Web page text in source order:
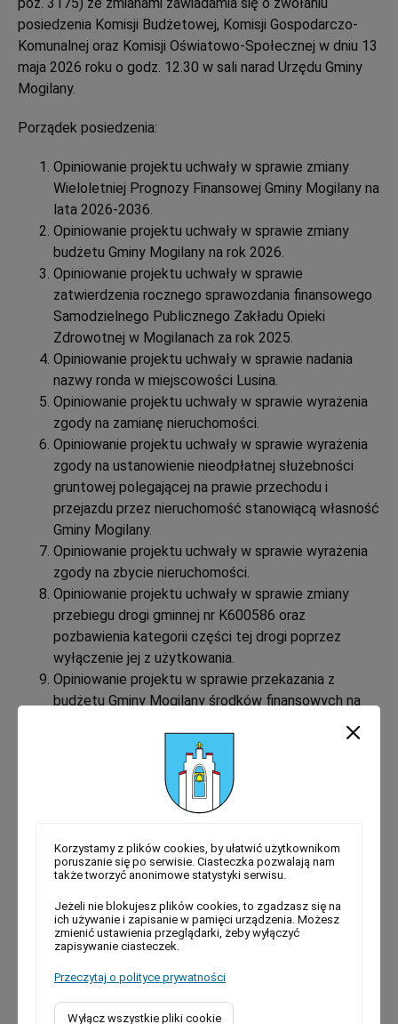
posiedzenia Komisji Budżetowej, Komisji Gospodarczo-
Komunalnej oraz Komisji Oświatowo-Społecznej w dniu 13
maja 2026 roku o godz. 12.30 w sali narad Urzędu Gminy
Mogilany.
Porządek posiedzenia:
Opiniowanie projektu uchwały w sprawie zmiany
Wieloletniej Prognozy Finansowej Gminy Mogilany na
lata 2026-2036.
Opiniowanie projektu uchwały w sprawie zmiany
budżetu Gminy Mogilany na rok 2026.
Opiniowanie projektu uchwały w sprawie
zatwierdzenia rocznego sprawozdania finansowego
Samodzielnego Publicznego Zakładu Opieki
Zdrowotnej w Mogilanach za rok 2025.
Opiniowanie projektu uchwały w sprawie nadania
nazwy ronda w miejscowości Lusina.
Opiniowanie projektu uchwały w sprawie wyrażenia
zgody na zamianę nieruchomości.
Opiniowanie projektu uchwały w sprawie wyrażenia
zgody na ustanowienie nieodpłatnej służebności
gruntowej polegającej na prawie przechodu i
przejazdu przez nieruchomość stanowiącą własność
Gminy Mogilany.
Opiniowanie projektu uchwały w sprawie wyrażenia
zgody na zbycie nieruchomości.
Opiniowanie projektu uchwały w sprawie zmiany
przebiegu drogi gminnej nr K600586 oraz
pozbawienia kategorii części tej drogi poprzez
wyłączenie jej z użytkowania.
Opiniowanie projektu w sprawie przekazania z
budżetu Gminy Mogilany środków finansowych na
Przedstawienie „Oceny zasobów pomocy
społecznej za rok 2025”.
Przedstawienie sprawozdania z realizacji zadań z
zakresu wspierania rodziny za 2025 r.
Centrum Usług Społecznych w Mogilanach za 2025
r.
Zobacz więcej
Zawiadomienie o zwołaniu posiedzenia
Korzystamy z plików cookies, by ułatwić użytkownikom
poruszanie się po serwisie. Ciasteczka pozwalają nam
także tworzyć anonimowe statystyki serwisu.
Jeżeli nie blokujesz plików cookies, to zgadzasz się na
ich używanie i zapisanie w pamięci urządzenia. Możesz
zmienić ustawienia przeglądarki, żeby wyłączyć
zapisywanie ciasteczek.
Przeczytaj o polityce prywatności
Wyłącz wszystkie pliki cookie